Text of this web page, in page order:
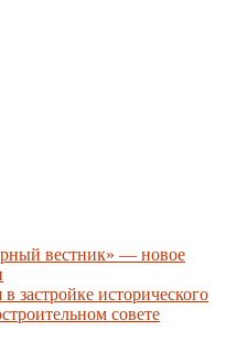
вестник» — новое
застройке исторического
совете